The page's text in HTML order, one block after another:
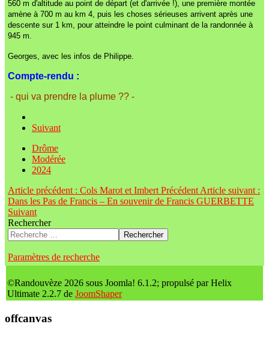
560 m d'altitude au point de départ (et d'arrivée !), une première montée
amène à 700 m au km 4, puis les choses sérieuses arrivent après une
descente sur 1 km, pour atteindre le point culminant de la randonnée à
945 m.
Georges, avec les infos de Philippe.
Compte-rendu :
- qui va prendre la plume ?? -
Suivant
Drôme
Modérée
2024
Article précédent : Cols Marot et Imbert Précédent Article suivant :
Dans les Pas de Francis – En souvenir de Francis GUERBETTE
Suivant
Rechercher
Rechercher
Paramètres de recherche
©Randouvèze 2026 sous Joomla! 6.1.2; propulsé par Helix
Ultimate 2.2.7 de JoomShaper
offcanvas